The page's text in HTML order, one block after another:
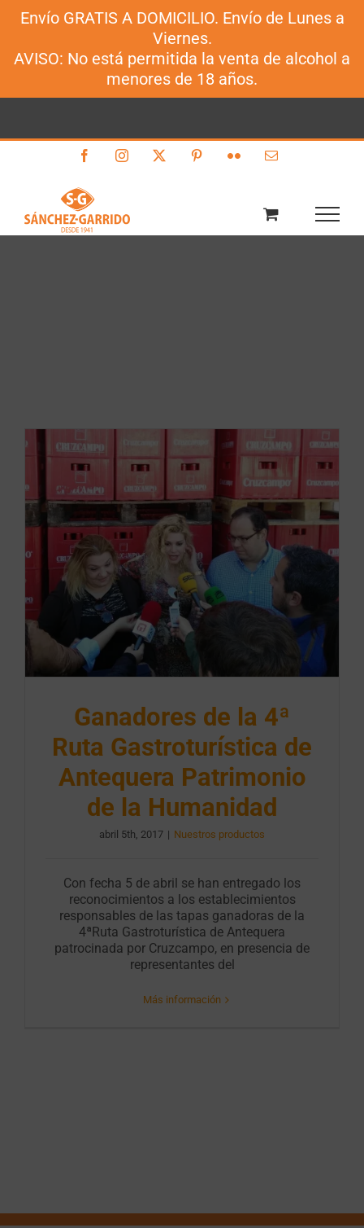
Envío GRATIS A DOMICILIO. Envío de Lunes a
Viernes.
AVISO: No está permitida la venta de alcohol a
menores de 18 años.
FacebookInstagram PinterestFlickr Correo
Ganadores de la 4ª
Ruta Gastroturística de
Antequera Patrimonio
de la Humanidad
abril 5th, 2017 | Nuestros productos
Con fecha 5 de abril se han entregado los
reconocimientos a los establecimientos
responsables de las tapas ganadoras de la
4ªRuta Gastroturística de Antequera
patrocinada por Cruzcampo, en presencia de
representantes del
Más información
Sánchez-Garrido